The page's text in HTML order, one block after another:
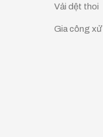
Vải dệt thoi
Gia công xử